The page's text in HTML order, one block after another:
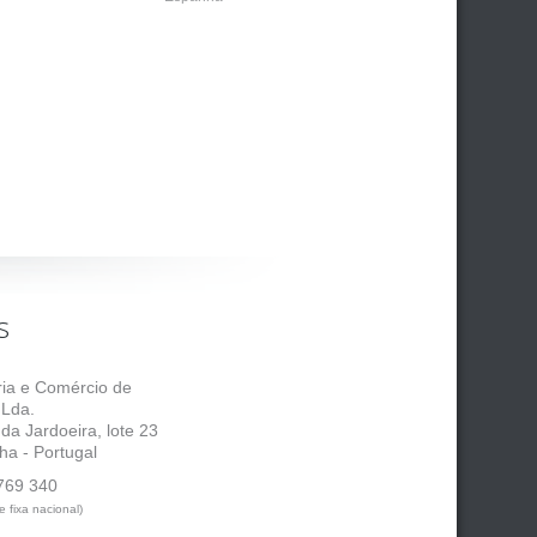
e Comércio de
Jardoeira, lote 23
- Portugal
340
fixa nacional)